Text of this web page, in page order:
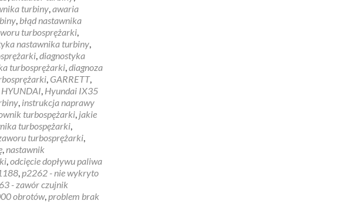
turbiny,awaria
, błąd nastawnika
turbosprężarki,
nastawnika turbiny,
,diagnostyka
turbosprężarki,diagnoza
, GARRETT,
HYUNDAI, Hyundai IX35
, instrukcja naprawy
turbospężarki, jakie
turbospężarki,
turbosprężarki,
,nastawnik
,odcięcie dopływu paliwa
,p2262 - nie wykryto
- zawór czujnik
obrotów,problem brak